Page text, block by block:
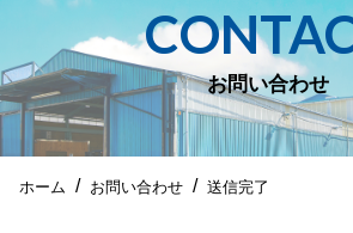
お問い合わせ
ホーム お問い合わせ 送信完了